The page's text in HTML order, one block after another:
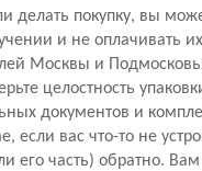
делать покупку, вы
и не оплачивать
Москвы и
целостность
документов и
если вас что-то не
его часть) обратно.